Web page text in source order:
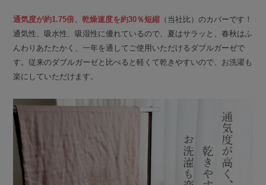
通気度が約1.75倍、乾燥速度を約30％短縮 （当社比）のカバーです！
通気性、吸水性、吸湿性に優れているので、夏はサラッと、春秋はふ
んわりあたたかく、一年を通してご使用いただけるダブルガーゼで
す。従来のダブルガーゼと比べると軽くて乾きやすいので、お洗濯も
楽にしていただけます。